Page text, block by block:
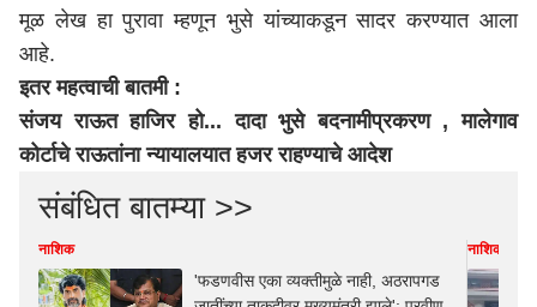
मूळ लेख हा पुरावा म्हणून भुसे यांच्याकडून सादर करण्यात आला
आहे.
इतर महत्वाची बातमी :
संजय राऊत हाजिर हो... दादा भुसे बदनामीप्रकरण , मालेगाव
कोर्टाचे राऊतांना न्यायालयात हजर राहण्याचे आदेश
संबंधित बातम्या >>
नाशिक
'फडणवीस एका व्यक्तीमुळे नाही, अठरापगड
नाशिक